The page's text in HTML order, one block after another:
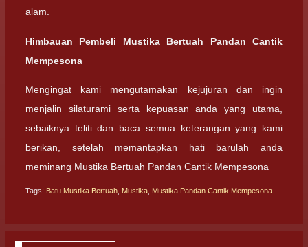
alam.
Himbauan Pembeli Mustika Bertuah Pandan Cantik
Mempesona
Mengingat kami mengutamakan kejujuran dan ingin
menjalin silaturami serta kepuasan anda yang utama,
sebaiknya teliti dan baca semua keterangan yang kami
berikan, setelah memantapkan hati barulah anda
meminang Mustika Bertuah Pandan Cantik Mempesona
Tags: Batu Mustika Bertuah Mustika Mustika Pandan Cantik Mempesona